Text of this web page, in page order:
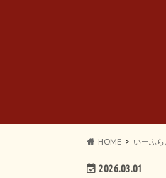
HOME いーふ
2026.03.01